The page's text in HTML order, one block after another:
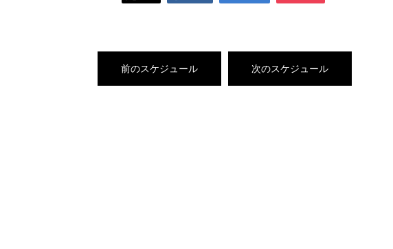
前のスケジュール 次のスケジュール